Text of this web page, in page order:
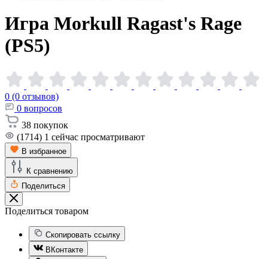
Игра Morkull Ragast's Rage
(PS5)
0 (0 отзывов)
0 вопросов
38 покупок
(1714) 1 сейчас просматривают
В избранное
К сравнению
Поделиться
Поделиться товаром
Скопировать ссылку
ВКонтакте